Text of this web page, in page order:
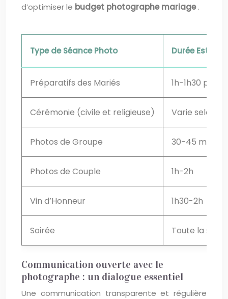
d’optimiser le budget photographe mariage.
Type de Séance Photo Durée Estimée
Préparatifs des Mariés 1h-1h30 par
Cérémonie (civile et religieuse) Varie selon
Photos de Groupe 30-45
Photos de Couple 1h-2h
Vin d’Honneur 1h30-2h
Soirée Toute la
Communication ouverte avec le
photographe : un dialogue essentiel
Une communication transparente et régulière